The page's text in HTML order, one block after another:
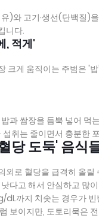
)와 고기·생선(단백질)
니다.
, 적게'
크게 움직이는 주범은 '
과 쌈장을 듬뿍 넣어
취는 줄이면서 충분한
당 도둑' 음식
외로 혈당을 급격히 올
다고 해서 안심하고 많
까지 치솟는 경우가
보이지만, 도토리묵은